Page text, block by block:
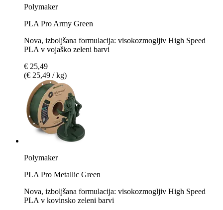
Polymaker
PLA Pro Army Green
Nova, izboljšana formulacija: visokozmogljiv High Speed
PLA v vojaško zeleni barvi
€ 25,49
(€ 25,49 / kg)
Polymaker
PLA Pro Metallic Green
Nova, izboljšana formulacija: visokozmogljiv High Speed
PLA v kovinsko zeleni barvi